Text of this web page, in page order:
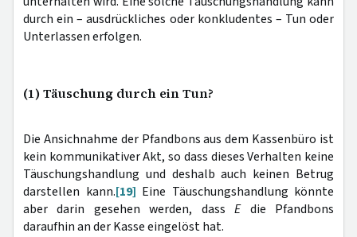
durch ein – ausdrückliches oder konkludentes – Tun oder
Unterlassen erfolgen.
(1) Täuschung durch ein Tun?
Die Ansichnahme der Pfandbons aus dem Kassenbüro ist
kein kommunikativer Akt, so dass dieses Verhalten keine
Täuschungshandlung und deshalb auch keinen Betrug
darstellen kann.[19] Eine Täuschungshandlung könnte
aber darin gesehen werden, dassEdie Pfandbons
daraufhin an der Kasse eingelöst hat.